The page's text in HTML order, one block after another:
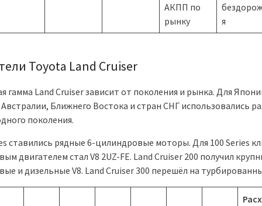
АКПП по
рынку
я
Toyota Land Cruiser
гамма Land Cruiser зависит от поколения и рынка. Для
Ближнего Востока и стран СНГ использовались
поколения.
ставились рядные 6-цилиндровые моторы. Для 100 Series
двигателем стал V8 2UZ-FE. Land Cruiser 200 получил
и дизельные V8. Land Cruiser 300 перешёл на